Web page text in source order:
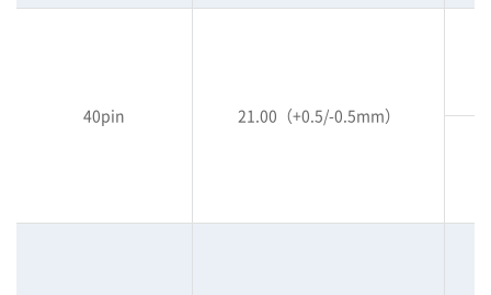
40pin 21.00（+0.5/-0.5mm）